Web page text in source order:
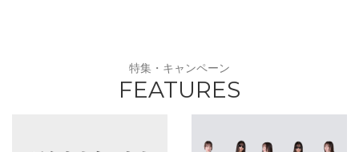
特集・キャンペーン
FEATURES